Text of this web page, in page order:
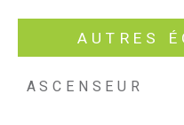
AUTRES
ASCENSEUR